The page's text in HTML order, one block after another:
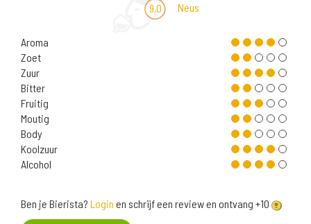
9,0 Neus
Aroma
Zoet
Zuur
Bitter
Fruitig
Moutig
Body
Koolzuur
Alcohol
Ben je Bierista? Login en schrijf een review en ontvang +10